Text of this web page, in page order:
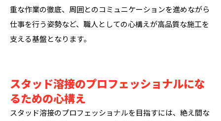
重な作業の徹底、周囲とのコミュニケーションを進めながら
仕事を行う姿勢など、職人としての心構えが高品質な施工を
支える基盤となります。
スタッド溶接のプロフェッショナルにな
るための心構え
スタッド溶接のプロフェッショナルを目指すには、絶え間な